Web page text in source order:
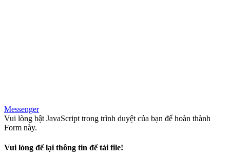
Messenger
Vui lòng bật JavaScript trong trình duyệt của bạn để hoàn thành
Form này.
Vui lòng để lại thông tin để tải file!